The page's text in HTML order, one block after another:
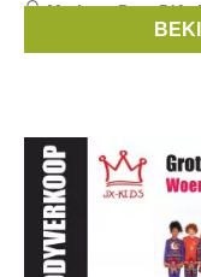
Merken:Pom D'Api